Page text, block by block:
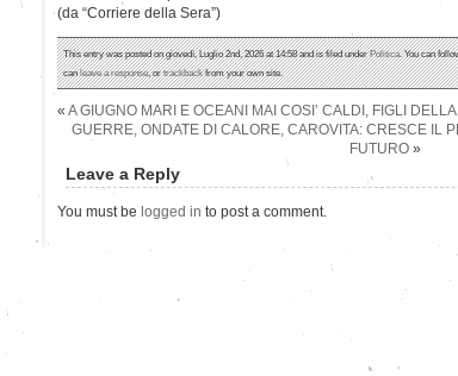
(da “Corriere della Sera”)
This entry was posted on giovedì, Luglio 2nd, 2026 at 14:58 and is filed underPolitica. You can
canleave a response, ortrackbackfrom your own site.
« A GIUGNO MARI E OCEANI MAI COSI’ CALDI, FIGLI
GUERRE, ONDATE DI CALORE, CAROVITA: CRESCE IL
FUTURO »
Leave a Reply
You must be logged in to post a comment.